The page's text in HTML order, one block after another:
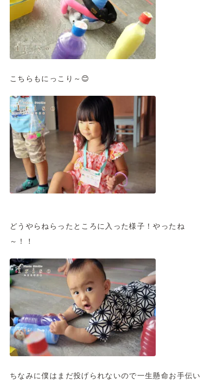
こちらもにっこり～😊
どうやらねらったところに入った様子！やったね
～！！
ちなみに僕はまだ投げられないので一生懸命お手伝い